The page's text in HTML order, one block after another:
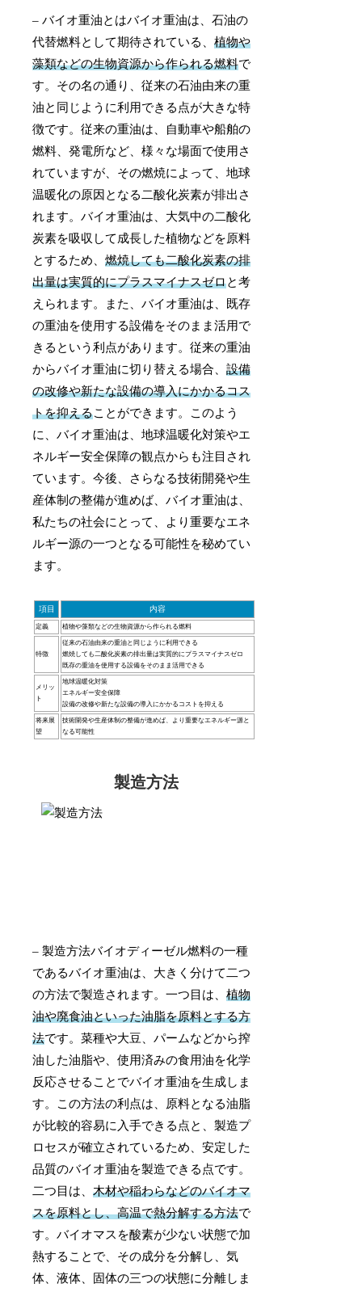
– バイオ重油とはバイオ重油は、石油の
代替燃料として期待されている、植物や
藻類などの生物資源から作られる燃料で
す。その名の通り、従来の石油由来の重
油と同じように利用できる点が大きな特
徴です。従来の重油は、自動車や船舶の
燃料、発電所など、様々な場面で使用さ
れていますが、その燃焼によって、地球
温暖化の原因となる二酸化炭素が排出さ
れます。バイオ重油は、大気中の二酸化
炭素を吸収して成長した植物などを原料
とするため、燃焼しても二酸化炭素の排
出量は実質的にプラスマイナスゼロと考
えられます。また、バイオ重油は、既存
の重油を使用する設備をそのまま活用で
きるという利点があります。従来の重油
からバイオ重油に切り替える場合、設備
の改修や新たな設備の導入にかかるコス
トを抑えることができます。このよう
に、バイオ重油は、地球温暖化対策やエ
ネルギー安全保障の観点からも注目され
ています。今後、さらなる技術開発や生
産体制の整備が進めば、バイオ重油は、
私たちの社会にとって、より重要なエネ
ルギー源の一つとなる可能性を秘めてい
ます。
項目 内容
定義 植物や藻類などの生物資源から作られる燃料
特徴
従来の石油由来の重油と同じように利用できる
燃焼しても二酸化炭素の排出量は実質的にプラスマイナスゼロ
既存の重油を使用する設備をそのまま活用できる
メリッ
ト
地球温暖化対策
エネルギー安全保障
設備の改修や新たな設備の導入にかかるコストを抑える
将来展
望
技術開発や生産体制の整備が進めば、より重要なエネルギー源と
なる可能性
製造方法
– 製造方法バイオディーゼル燃料の一種
であるバイオ重油は、大きく分けて二つ
の方法で製造されます。一つ目は、植物
油や廃食油といった油脂を原料とする方
法です。菜種や大豆、パームなどから搾
油した油脂や、使用済みの食用油を化学
反応させることでバイオ重油を生成しま
す。この方法の利点は、原料となる油脂
が比較的容易に入手できる点と、製造プ
ロセスが確立されているため、安定した
品質のバイオ重油を製造できる点です。
二つ目は、木材や稲わらなどのバイオマ
スを原料とし、高温で熱分解する方法で
す。バイオマスを酸素が少ない状態で加
熱することで、その成分を分解し、気
体、液体、固体の三つの状態に分離しま